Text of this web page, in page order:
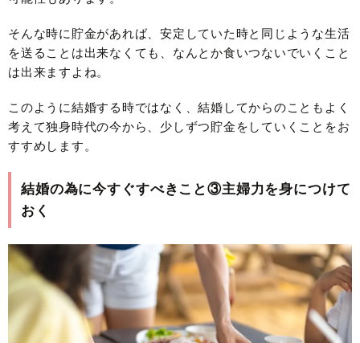
そんな時に貯金があれば、安定していた時と同じような生活
を送ることは出来なくても、なんとか食いつないでいくこと
は出来ますよね。
このように結婚する時ではなく、結婚してからのこともよく
考えて独身時代の今から、少しずつ貯金をしていくことをお
すすめします。
結婚の為に今すぐすべきこと③主婦力を身につけて
おく